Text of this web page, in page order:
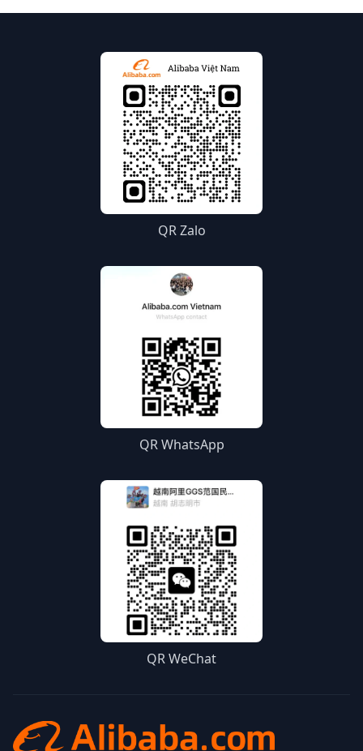
QR Zalo
QR WhatsApp
QR WeChat